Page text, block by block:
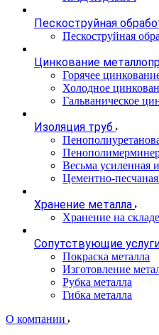
Пескоструйная
Пескоструйная
Цинкование
Горячее
Холодное
Гальваническое
Изоляция труб
Весьма усиленная
Цементно-
Хранение металла
Хранение на складе
Сопутствующие
Покраска металла
Изготовление
Рубка металла
Гибка металла
О компании